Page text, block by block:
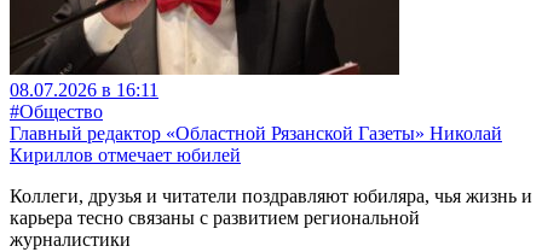
08.07.2026 в 16:11
#Общество
Главный редактор «Областной Рязанской Газеты» Николай
Кириллов отмечает юбилей
Коллеги, друзья и читатели поздравляют юбиляра, чья жизнь и
карьера тесно связаны с развитием региональной
журналистики